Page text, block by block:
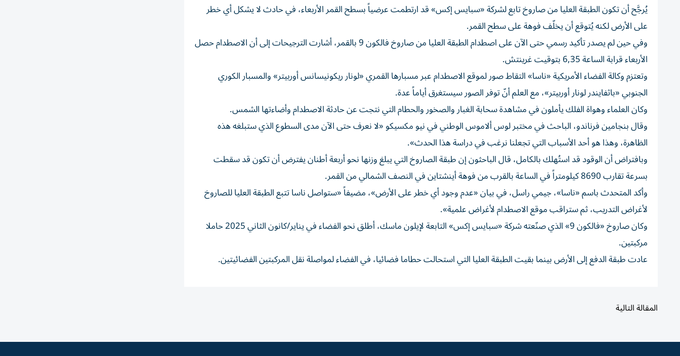
يُرجَّح أن تكون الطبقة العليا من صاروخ تابع لشركة «سبايس إكس» قد ارتطمت عرضياً بسطح القمر الأربعاء، في حادث لا يشكل أي خطر
على الأرض لكنه يُتوقع أن يخلّف فوهة على سطح القمر.
وفي حين لم يصدر تأكيد رسمي حتى الآن على اصطدام الطبقة العليا من صاروخ فالكون 9 بالقمر، أشارت الترجيحات إلى أن الاصطدام حصل
الأربعاء قرابة الساعة 6,35 بتوقيت غرينتش.
وتعتزم وكالة الفضاء الأمريكية «ناسا» التقاط صور لموقع الاصطدام عبر مسبارها القمري «لونار ريكونيسانس أوربيتر» والمسبار الكوري
الجنوبي «باثفايندر لونار أوربيتر»، مع العلم أنّ توفر الصور سيستغرق أياماً عدة.
وكان العلماء وهواة الفلك يأملون في مشاهدة سحابة الغبار والصخور والحطام التي نتجت عن حادثة الاصطدام وأضاءتها الشمس.
وقال بنجامين فرناندو، الباحث في مختبر لوس ألاموس الوطني في نيو مكسيكو «لا نعرف حتى الآن مدى السطوع الذي ستبلغه هذه
الظاهرة، وهذا هو أحد الأسباب التي تجعلنا نرغب في دراسة هذا الحدث».
وبافتراض أن الوقود قد استُهلك بالكامل، قال الباحثون إن طبقة الصاروخ التي يبلغ وزنها نحو أربعة أطنان يفترض أن تكون قد سقطت
بسرعة تقارب 8690 كيلومتراً في الساعة بالقرب من فوهة أينشتاين في النصف الشمالي من القمر.
وأكد المتحدث باسم «ناسا»، جيمي راسل، في بيان «عدم وجود أي خطر على الأرض»، مضيفاً «ستواصل ناسا تتبع الطبقة العليا للصاروخ
لأغراض التدريب، ثم ستراقب موقع الاصطدام لأغراض علمية».
وكان صاروخ «فالكون 9» الذي صنّعته شركة «سبايس إكس» التابعة لإيلون ماسك، أطلق نحو الفضاء في يناير/كانون الثاني 2025 حاملا
مركبتين.
عادت طبقة الدفع إلى الأرض بينما بقيت الطبقة العليا التي استحالت حطاما فضائيا، في الفضاء لمواصلة نقل المركبتين الفضائيتين.
المقالة التالية